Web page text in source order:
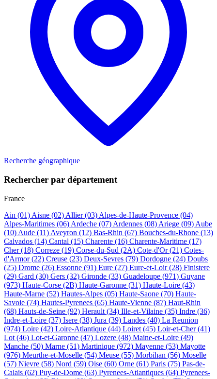
Recherche géographique
Rechercher par département
France
Ain (01) Aisne (02) Allier(03) Alpes-de-Haute-Provence (04)
Alpes-Maritimes (06) Ardeche (07) Ardennes (08) Ariege (09) Aube
(10) Aude (11) Aveyron (12) Bas-Rhin (67) Bouches-du-Rhone (13)
Calvados (14) Cantal (15) Charente (16) Charente-Maritime (17)
Cher(18) Correze (19) Corse-du-Sud (2A) Cote-d'Or(21) Cotes-
d'Armor(22) Creuse (23) Deux-Sevres (79) Dordogne (24) Doubs
(25) Drome (26) Essonne (91) Eure (27) Eure-et-Loir(28) Finistere
(29) Gard (30) Gers (32) Gironde (33) Guadeloupe (971) Guyane
(973) Haute-Corse (2B) Haute-Garonne (31) Haute-Loire (43)
Haute-Marne (52) Hautes-Alpes (05) Haute-Saone (70) Haute-
Savoie (74) Hautes-Pyrenees (65) Haute-Vienne (87) Haut-Rhin
(68) Hauts-de-Seine (92) Herault (34) Ille-et-Vilaine (35) Indre (36)
Indre-et-Loire (37) Isere (38) Jura (39) Landes (40) La Reunion
(974) Loire (42) Loire-Atlantique (44) Loiret (45) Loir-et-Cher(41)
Lot (46) Lot-et-Garonne (47) Lozere (48) Maine-et-Loire (49)
Manche (50) Marne (51) Martinique (972) Mayenne (53) Mayotte
(976) Meurthe-et-Moselle (54) Meuse (55) Morbihan (56) Moselle
(57) Nievre (58) Nord (59) Oise (60) Orne (61) Paris (75) Pas-de-
Calais (62) Puy-de-Dome (63) Pyrenees-Atlantiques (64) Pyrenees-